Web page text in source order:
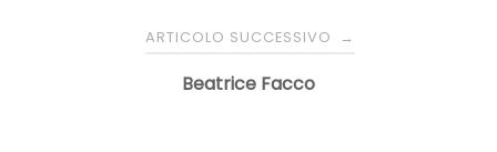
ARTICOLO SUCCESSIVO →
Beatrice Facco